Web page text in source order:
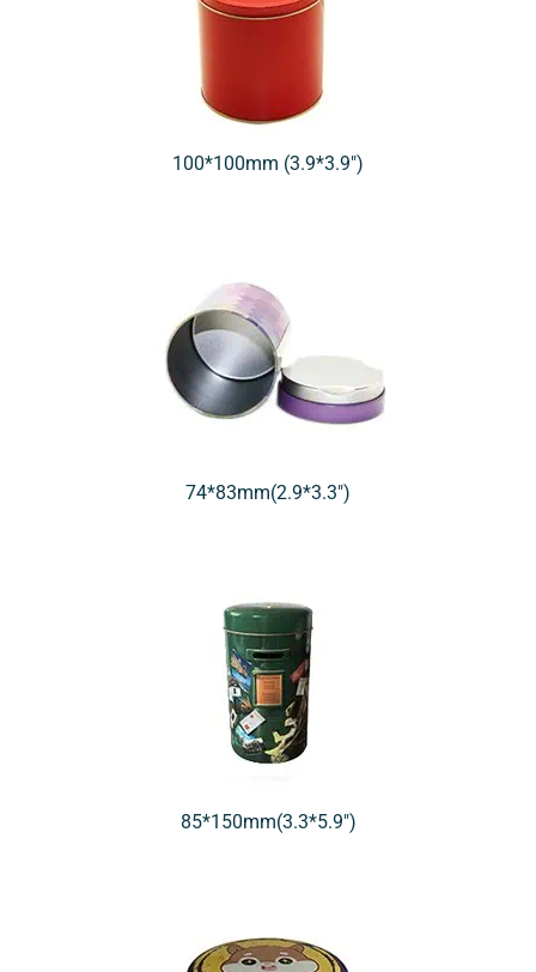
100*100mm (3.9*3.9″)
74*83mm(2.9*3.3″)
85*150mm(3.3*5.9″)